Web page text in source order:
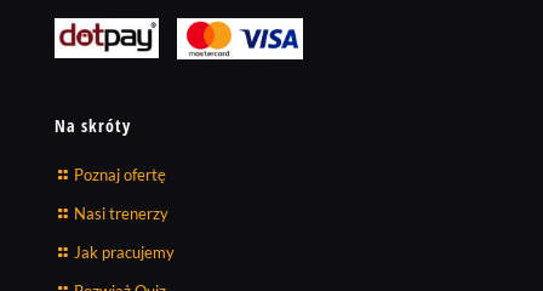
Na skróty
Poznaj ofertę
Nasi trenerzy
Jak pracujemy